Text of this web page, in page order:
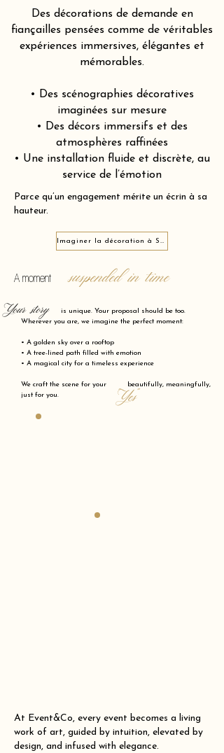
Des décorations de demande en
fiançailles pensées comme de véritables
expériences immersives, élégantes et
mémorables.
• Des scénographies décoratives
imaginées sur mesure
• Des décors immersifs et des
atmosphères raffinées
• Une installation fluide et discrète, au
service de l’émotion
Parce qu’un engagement mérite un écrin à sa
hauteur.
Imaginer la décoration à Saint-Denis 93200
A moment suspended in time
is unique. Your proposal should be too.
Wherever you are, we imagine the perfect moment:
• A golden sky over a rooftop
• A tree-lined path filled with emotion
• A magical city for a timeless experience
We craft the scene for your beautifully, meaningfully,
just for you.
"Yes"
Your story
At Event&Co, every event becomes a living
work of art, guided by intuition, elevated by
design, and infused with elegance.